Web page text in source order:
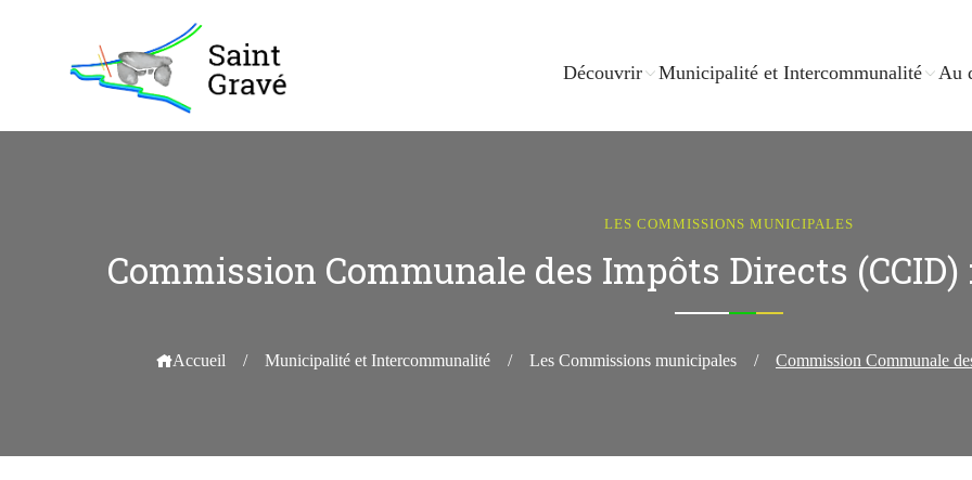
Découvrir Municipalité et Intercommunalité Au
LES COMMISSIONS MUNICIPALES
Commission Communale des Impôts Directs (CCID)
Accueil / Municipalité et Intercommunalité / Les Commissions municipales / Commission Communale